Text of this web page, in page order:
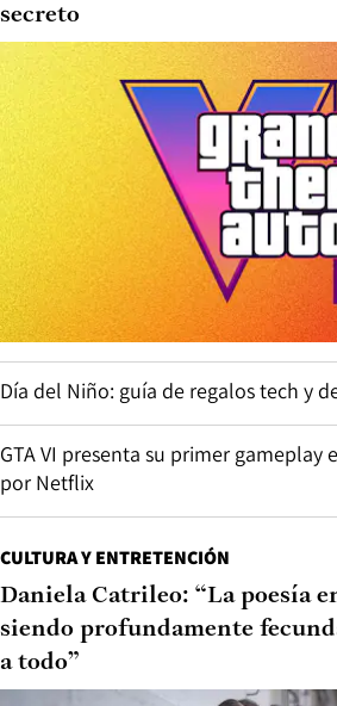
secreto
Día del Niño: guía de regalos tech y
GTA VI presenta su primer gameplay
por Netflix
CULTURA Y ENTRETENCIÓN
Daniela Catrileo: “La poesía
siendo profundamente
a todo”